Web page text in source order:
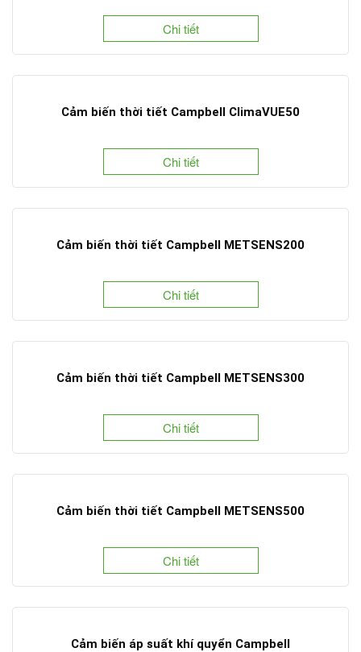
Chi tiết
Cảm biến thời tiết Campbell ClimaVUE50
Chi tiết
Cảm biến thời tiết Campbell METSENS200
Chi tiết
Cảm biến thời tiết Campbell METSENS300
Chi tiết
Cảm biến thời tiết Campbell METSENS500
Chi tiết
Cảm biến áp suất khí quyển Campbell